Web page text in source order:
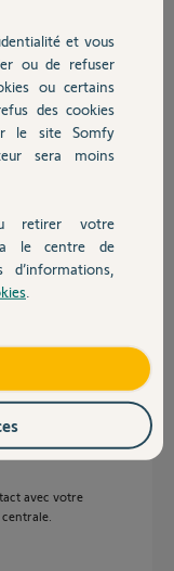
avec votre
et vous
ou de refuser
ou certains
des cookies
le site Somfy
sera moins
retirer votre
le centre de